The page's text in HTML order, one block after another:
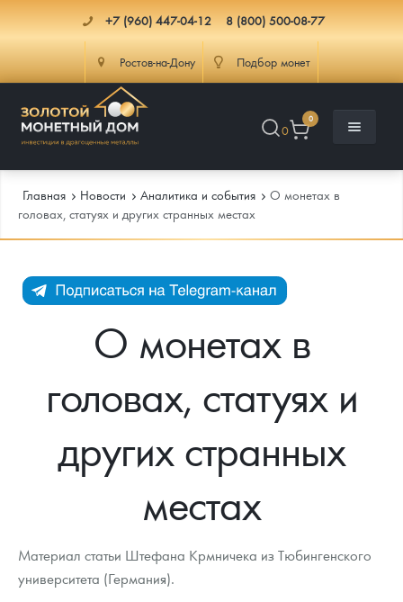
+7 (960) 447-04-12 8 (800) 500-08-77
Ростов-на-Дону Подбор монет
0
0
Каталог Монет
Инвестиционные монеты
Памятные монеты России и СССР
Монеты Царской России
Монеты стран мира после 1950г
Георгий Победоносец
Золотой червонец Сеятель
Аксессуары
Инфо
Как сделать заказ
Гарантии
Памятка для работы с монетами из драгметаллов
Информация
Распродажа монет и жетонов
Аналитика и события
Итоги 2025 года. Прогноз курсов золота, серебра, платины на
Котировки
Скупка слитков
Наши преимущества
Главная Новости Аналитика и события
О монетах в
головах, статуях и других странных местах
О монетах в
головах, статуях и
других странных
местах
Материал статьи Штефана Крмничека из Тюбингенского
университета (Германия).